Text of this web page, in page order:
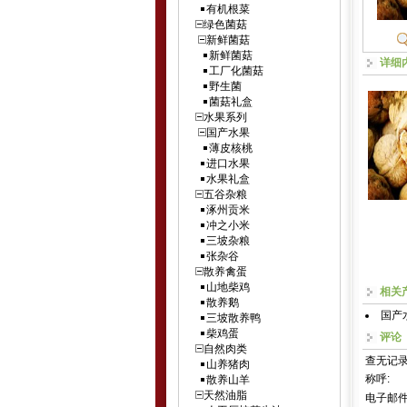
有机根菜
绿色菌菇
新鲜菌菇
新鲜菌菇
工厂化菌菇
野生菌
菌菇礼盒
水果系列
国产水果
薄皮核桃
进口水果
水果礼盒
五谷杂粮
涿州贡米
冲之小米
三坡杂粮
张杂谷
散养禽蛋
山地柴鸡
散养鹅
三坡散养鸭
柴鸡蛋
自然肉类
山养猪肉
散养山羊
天然油脂
详细
相关
国产
评论
查无记
称呼:
电子邮